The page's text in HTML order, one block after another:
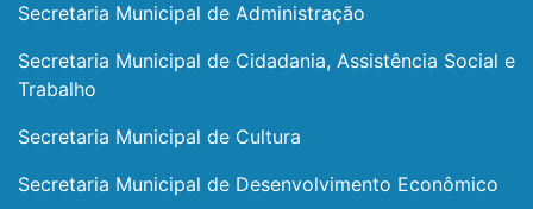
Secretaria Municipal de Administração
Secretaria Municipal de Cidadania, Assistência Social e
Trabalho
Secretaria Municipal de Cultura
Secretaria Municipal de Desenvolvimento Econômico